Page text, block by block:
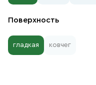
Поверхность
гладкая ковчег